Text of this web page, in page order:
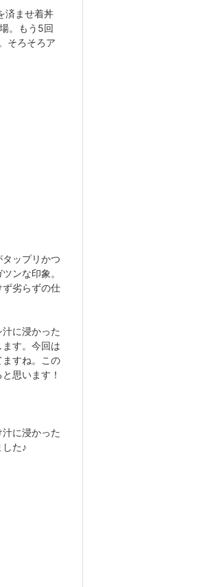
済ませ着丼
。もう5回
そろそろア
ップリかつ
ンな印象。
劣らずの仕
に浸かった
す。今回は
すね。この
思います！
に浸かった
た♪